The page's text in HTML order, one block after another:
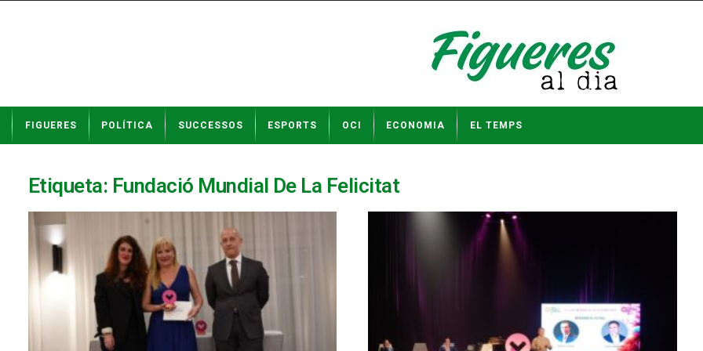
t
FIGUERES POLÍTICA SUCCESSOS ESPORTS OCI ECONOMIA EL TEMPS
Etiqueta: Fundació Mundial De La Felicitat